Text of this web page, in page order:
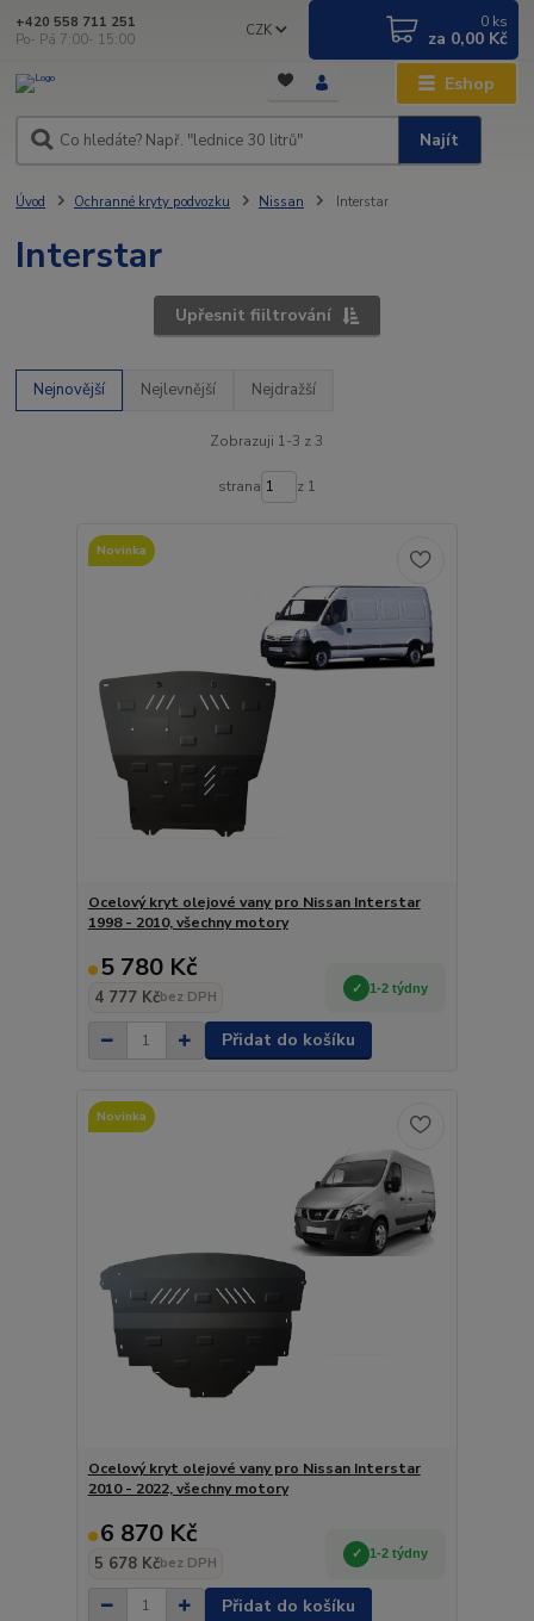
Eshop
CZK
Najít
+420 558 711 251
Po- Pá 7:00- 15:00
0 ks
za 0,00 Kč
Úvod Ochranné kryty podvozku Nissan Interstar
Interstar
Upřesnit fiiltrování
Nejnovější Nejlevnější Nejdražší
Zobrazuji 1-3 z 3
strana z 1
Novinka
Ocelový kryt olejové vany pro Nissan Interstar
1998 - 2010, všechny motory
5 780 Kč
4 777 Kčbez DPH
1-2 týdny
Přidat do košíku
Novinka
Ocelový kryt olejové vany pro Nissan Interstar
2010 - 2022, všechny motory
6 870 Kč
5 678 Kčbez DPH
1-2 týdny
Přidat do košíku